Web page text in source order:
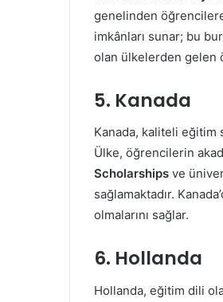
genelinden
imkânları sunar; bu
olan ülkelerden gelen
5. Kanada
Kanada, kaliteli eğitim
Ülke, öğrencilerin
Scholarships ve
sağlamaktadır.
olmalarını sağlar.
6. Hollanda
Hollanda, eğitim dili